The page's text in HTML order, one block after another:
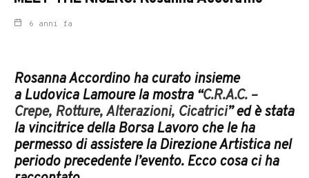
6 anni fa
Rosanna Accordino ha curato insieme
a Ludovica Lamoure la mostra “C.R.A.C. –
Crepe, Rotture, Alterazioni, Cicatrici” ed è stata
la vincitrice della Borsa Lavoro che le ha
permesso di assistere la Direzione Artistica nel
periodo precedente l’evento. Ecco cosa ci ha